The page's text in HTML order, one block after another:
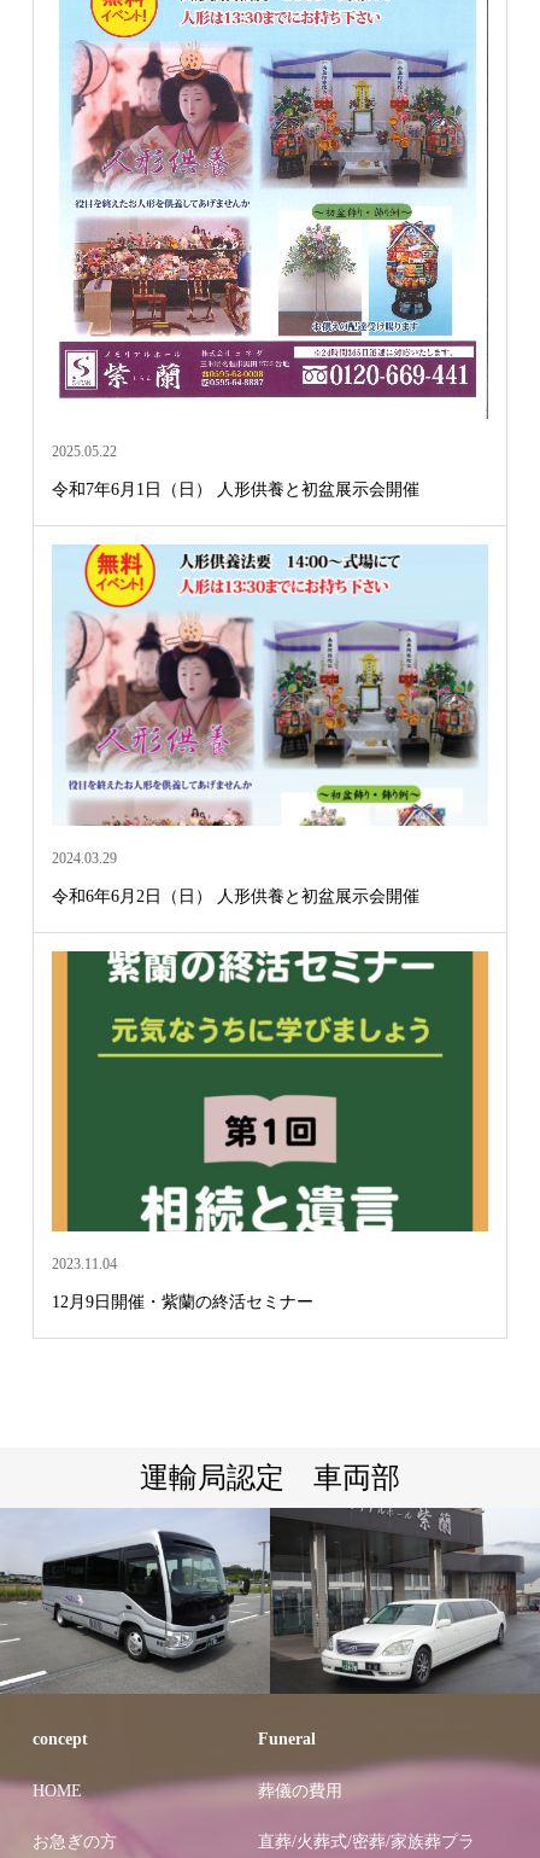
2025.05.22
令和7年6月1日（日） 人形供養と初盆展示会開催
2024.03.29
令和6年6月2日（日） 人形供養と初盆展示会開催
2023.11.04
12月9日開催・紫蘭の終活セミナー
運輸局認定 車両部
concept
HOME
お急ぎの方
Funeral
葬儀の費用
直葬/火葬式/密葬/家族葬プラ